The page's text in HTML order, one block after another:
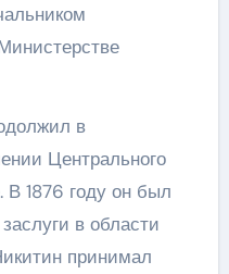
в
Центрального
В 1876 году он был
в области
принимал